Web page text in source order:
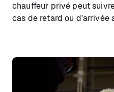
chauffeur privé peut
cas de retard ou d'arrivée